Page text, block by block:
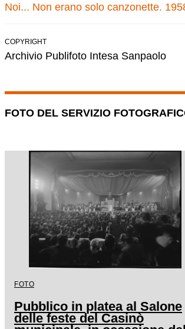
Noi... Non erano solo canzonette.
COPYRIGHT
Archivio Publifoto Intesa Sanpaolo
FOTO DEL SERVIZIO
FOTO
Pubblico in platea al Salone
delle feste del Casinò